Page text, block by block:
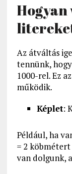
Az átváltás
tennünk,
1000-rel. Ez
működik.
Képlet:
Például, ha
= 2
van dolgunk,